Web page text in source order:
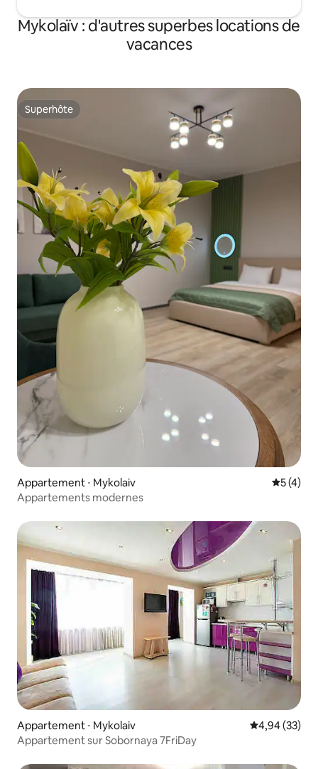
Mykolaïv : d'autres superbes locations de
vacances
Superhôte
Superhôte
Appartement ⋅ Mykolaiv
5 (4)
Appartements modernes
Appartement ⋅ Mykolaiv Évaluation
4,94 (33)
Appartement sur Sobornaya 7FriDay